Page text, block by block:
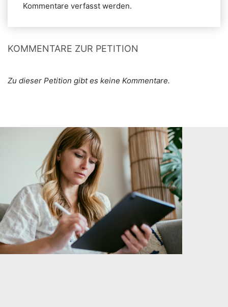
Kommentare verfasst werden.
KOMMENTARE ZUR PETITION
Zu dieser Petition gibt es keine Kommentare.